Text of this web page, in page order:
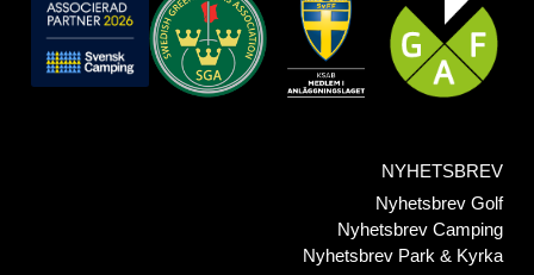
NYHETSBREV
Nyhetsbrev Golf
Nyhetsbrev Camping
Nyhetsbrev Park & Kyrka